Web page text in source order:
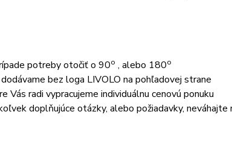
potreby otočiť o 90o , alebo 180o
bez loga LIVOLO na pohľadovej strane
Vás radi vypracujeme individuálnu cenovú ponuku
doplňujúce otázky, alebo požiadavky,